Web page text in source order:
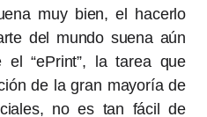
muy bien, el hacerlo
del mundo suena aún
“ePrint”, la tarea que
de la gran mayoría de
no es tan fácil de